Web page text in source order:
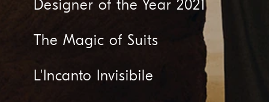
Designer of the Year 2021
The Magic of Suits
L'Incanto Invisibile